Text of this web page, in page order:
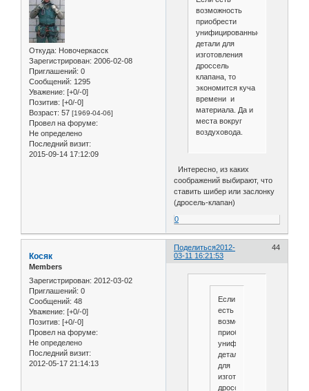
Откуда: Новочеркасск
Зарегистрирован: 2006-02-08
Приглашений: 0
Сообщений: 1295
Уважение: [+0/-0]
Позитив: [+0/-0]
Возраст: 57 [1969-04-06]
Провел на форуме:
Не определено
Последний визит:
2015-09-14 17:12:09
возможность
приобрести
унифицированные
детали для
изготовления
дроссель
клапана, то
экономится куча
времени и
материала. Да и
места вокруг
воздуховода.
Интересно, из каких
соображений выбирают, что
ставить шибер или заслонку
(дросель-клапан)
0
Поделиться 44
2012-
03-11 16:21:53
Косяк
Members
Зарегистрирован: 2012-03-02
Приглашений: 0
Сообщений: 48
Уважение: [+0/-0]
Позитив: [+0/-0]
Провел на форуме:
Не определено
Последний визит:
2012-05-17 21:14:13
Если
есть
возможность
приобрести
унифицированные
детали
для
изготовления
дроссель